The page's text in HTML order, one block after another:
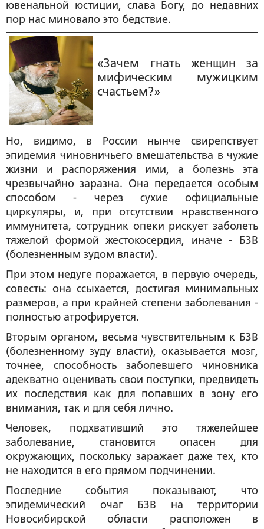
ювенальной юстиции, слава Богу, до недавних
пор нас миновало это бедствие.
«Зачем гнать женщин за
мифическим мужицким
счастьем?»
Но, видимо, в России нынче свирепствует
эпидемия чиновничьего вмешательства в чужие
жизни и распоряжения ими, а болезнь эта
чрезвычайно заразна. Она передается особым
способом - через сухие официальные
циркуляры, и, при отсутствии нравственного
иммунитета, сотрудник опеки рискует заболеть
тяжелой формой жестокосердия, иначе - БЗВ
(болезненным зудом власти).
При этом недуге поражается, в первую очередь,
совесть: она ссыхается, достигая минимальных
размеров, а при крайней степени заболевания -
полностью атрофируется.
Вторым органом, весьма чувствительным к БЗВ
(болезненному зуду власти), оказывается мозг,
точнее, способность заболевшего чиновника
адекватно оценивать свои поступки, предвидеть
их последствия как для попавших в зону его
внимания, так и для себя лично.
Человек, подхвативший это тяжелейшее
заболевание, становится опасен для
окружающих, поскольку заражает даже тех, кто
не находится в его прямом подчинении.
Последние события показывают, что
эпидемический очаг БЗВ на территории
Новосибирской области расположен в